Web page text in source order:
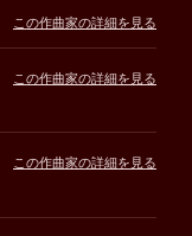
この作曲家の詳細を見る
この作曲家の詳細を見る
この作曲家の詳細を見る